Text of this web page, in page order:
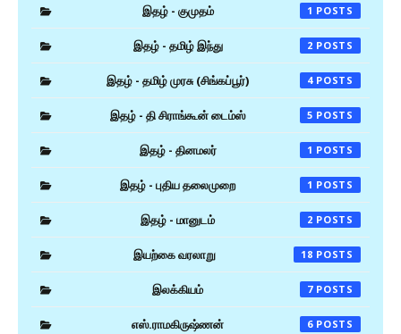
இதழ் - குமுதம் 1
இதழ் - தமிழ் இந்து 2
இதழ் - தமிழ் முரசு (சிங்கப்பூர்) 4
இதழ் - தி சிராங்கூன் டைம்ஸ் 5
இதழ் - தினமலர் 1
இதழ் - புதிய தலைமுறை 1
இதழ் - மானுடம் 2
இயற்கை வரலாறு 18
இலக்கியம் 7
எஸ்.ராமகிருஷ்ணன் 6